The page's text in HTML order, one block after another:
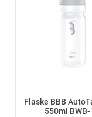
Flaske BBB
550ml BWB-